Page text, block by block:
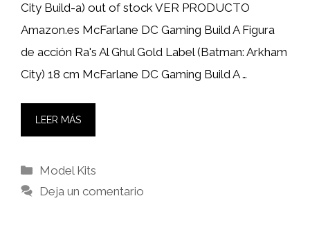
City Build-a) out of stock VER PRODUCTO
Amazon.es McFarlane DC Gaming Build A Figura
de acción Ra's Al Ghul Gold Label (Batman: Arkham
City) 18 cm McFarlane DC Gaming Build A …
LEER MÁS
Categorías
Model Kits
Deja un comentario